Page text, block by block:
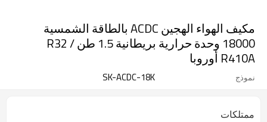
مكيف الهواء الهجين ACDC بالطاقة الشمسية
18000 وحدة حرارية بريطانية 1.5 طن R32 /
R410A أوروبا
نموذج SK-ACDC-18K
ممتلكات